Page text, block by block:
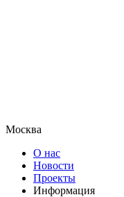
Москва
О нас
Новости
Проекты
Информация